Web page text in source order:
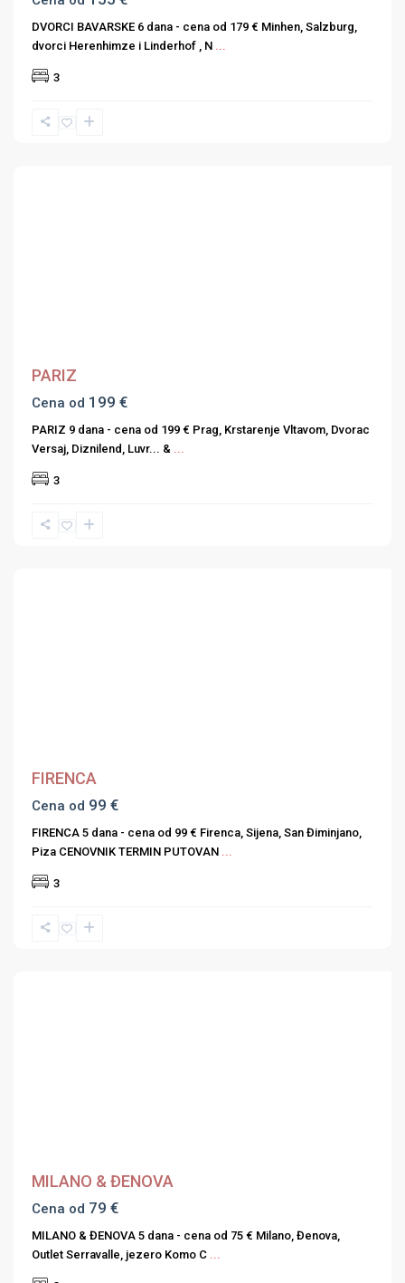
DVORCI BAVARSKE 6 dana - cena od 179 € Minhen, Salzburg,
dvorci Herenhimze i Linderhof , N ...
3
PARIZ
Cena od 199 €
PARIZ 9 dana - cena od 199 € Prag, Krstarenje Vltavom, Dvorac
Versaj, Diznilend, Luvr... & ...
3
FIRENCA
Cena od 99 €
FIRENCA 5 dana - cena od 99 € Firenca, Sijena, San Điminjano,
Piza CENOVNIK TERMIN PUTOVAN ...
3
MILANO & ĐENOVA
Cena od 79 €
MILANO & ĐENOVA 5 dana - cena od 75 € Milano, Đenova,
Outlet Serravalle, jezero Komo C ...